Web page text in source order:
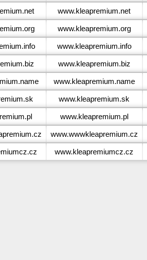
www.kleapremium.net
www.kleapremium.org
www.kleapremium.info
www.kleapremium.biz
www.kleapremium.name
www.kleapremium.sk
www.kleapremium.pl
www.wwwkleapremium.cz
www.kleapremiumcz.cz